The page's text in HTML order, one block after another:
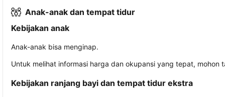
Anak-anak dan tempat tidur
Kebijakan anak
Anak-anak bisa menginap.
Untuk melihat informasi harga dan okupansi yang tepat,
Kebijakan ranjang bayi dan tempat tidur ekstra